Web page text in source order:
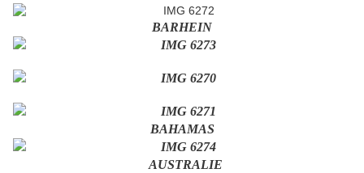
BARHEIN
BAHAMAS
AUSTRALIE